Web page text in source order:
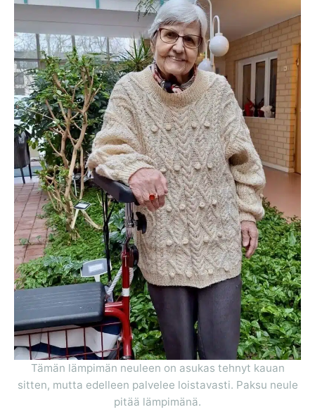
Tämän lämpimän neuleen on asukas tehnyt kauan
sitten, mutta edelleen palvelee loistavasti. Paksu neule
pitää lämpimänä.